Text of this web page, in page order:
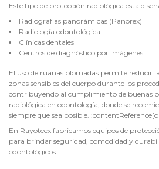
Este tipo de protección radiológica está
Radiografías panorámicas (Panorex)
Radiología odontológica
Clínicas dentales
Centros de diagnóstico por imágenes
El uso de ruanas plomadas permite reducir
zonas sensibles del cuerpo durante los
contribuyendo al cumplimiento de buenas
radiológica en odontología, donde se
siempre que sea posible.
En Rayotecx fabricamos equipos de
para brindar seguridad, comodidad y
odontológicos.